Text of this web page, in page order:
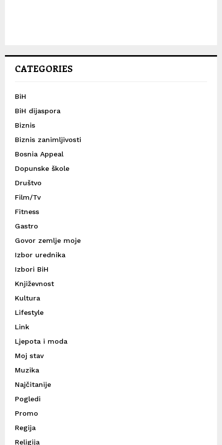
CATEGORIES
BiH
BiH dijaspora
Biznis
Biznis zanimljivosti
Bosnia Appeal
Dopunske škole
Društvo
Film/Tv
Fitness
Gastro
Govor zemlje moje
Izbor urednika
Izbori BiH
Književnost
Kultura
Lifestyle
Link
Ljepota i moda
Moj stav
Muzika
Najčitanije
Pogledi
Promo
Regija
Religija